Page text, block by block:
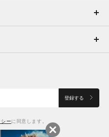
登録する
ーに同意します。